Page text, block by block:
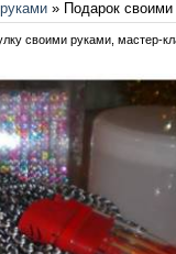
» Подарок своими
своими руками, мастер-